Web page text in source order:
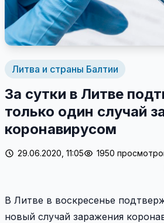
Литва и страны Балтии
За сутки в Литве
только один случай
коронавирусом
29.06.2020, 11:05
1950
В Литве в воскресенье
новый случай заражения